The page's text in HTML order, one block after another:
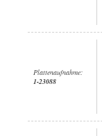
Plattenaufnahme:
1-23088